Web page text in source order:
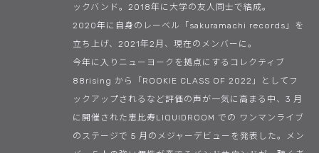
ックバンド。2018年に大学の友人同士で結成。
2020年に自身のレーベル「sakuramachi records」を
立ち上げ、2021年2月、現在のメンバーに。
今年に入りニューヨークを拠点にするコレクティブ
88rising から「ROOKIE CLASS OF 2022」としてフ
ックアップされるなど評価の声が一気に高まる中、3 月
に開催された恵比寿LIQUIDROOM での ワンマンライブ
のステージで 5 月のメジャーデビューを発表した。メン